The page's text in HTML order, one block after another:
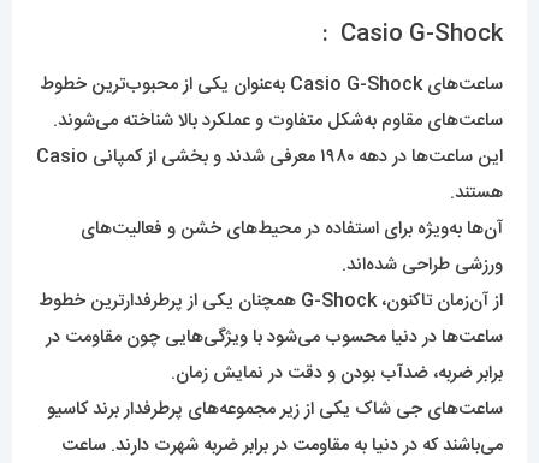
Casio G-Shock :
ساعت‌های Casio G-Shock به‌عنوان یکی از محبوب‌ترین خطوط
ساعت‌های مقاوم به‌شکل متفاوت و عملکرد بالا شناخته می‌شوند.
این ساعت‌ها در دهه ۱۹۸۰ معرفی شدند و بخشی از کمپانی Casio
هستند.
آن‌ها به‌ویژه برای استفاده در محیط‌های خشن و فعالیت‌های
ورزشی طراحی شده‌اند.
از آن‌زمان تاکنون، G-Shock همچنان یکی از پرطرفدارترین خطوط
ساعت‌ها در دنیا محسوب می‌شود با ویژگی‌هایی چون مقاومت در
برابر ضربه، ضدآب بودن و دقت در نمایش زمان.
ساعت‌‌های جی شاک یکی از زیر مجموعه‌‌های پرطرفدار برند کاسیو
می‌باشند که در دنیا به مقاومت در برابر ضربه شهرت دارند. ساعت